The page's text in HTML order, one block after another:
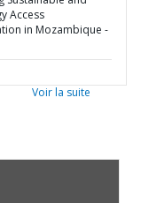
Access
in Mozambique -
Voir la suite